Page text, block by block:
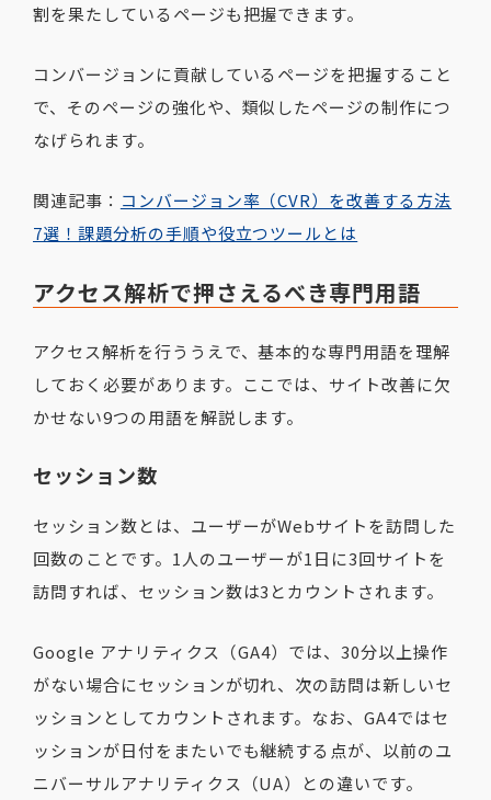
割を果たしているページも把握できます。
コンバージョンに貢献しているページを把握すること
で、そのページの強化や、類似したページの制作につ
なげられます。
関連記事： コンバージョン率（CVR）を改善する方法
7選！課題分析の手順や役立つツールとは
アクセス解析で押さえるべき専門用語
アクセス解析を行ううえで、基本的な専門用語を理解
しておく必要があります。ここでは、サイト改善に欠
かせない9つの用語を解説します。
セッション数
セッション数とは、ユーザーがWebサイトを訪問した
回数のことです。1人のユーザーが1日に3回サイトを
訪問すれば、セッション数は3とカウントされます。
Google アナリティクス（GA4）では、30分以上操作
がない場合にセッションが切れ、次の訪問は新しいセ
ッションとしてカウントされます。なお、GA4ではセ
ッションが日付をまたいでも継続する点が、以前のユ
ニバーサルアナリティクス（UA）との違いです。